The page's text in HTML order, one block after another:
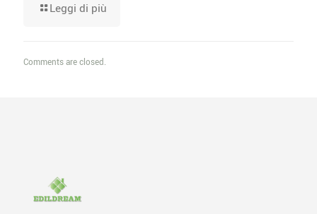
Leggi di più
Comments are closed.